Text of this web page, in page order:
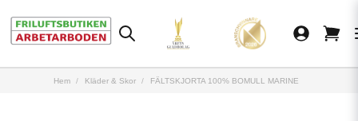
Hem Kläder & Skor FÄLTSKJORTA 100% BOMULL MARINE